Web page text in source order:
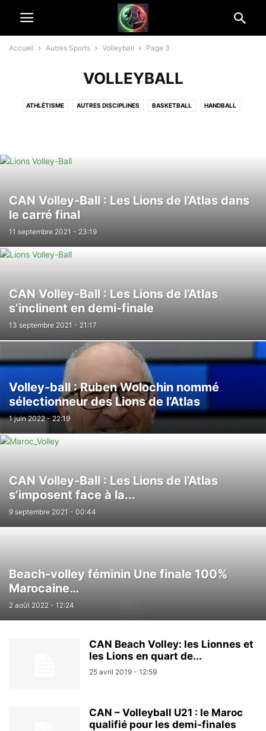
Accueil Autres Sports Volleyball Page 3
VOLLEYBALL
ATHLÉTISME AUTRES DISCIPLINES BASKETBALL HANDBALL
CAN Volley-Ball : Les Lions de l’Atlas dans
le carré final
11 septembre 2021 - 23:19
CAN Volley-Ball : Les Lions de l’Atlas
s’inclinent en demi-finale
13 septembre 2021 - 21:17
Volley-ball : Ruben Wolochin nommé
sélectionneur des Lions de l’Atlas
1 juin 2022 - 22:19
CAN Volley-Ball : Les Lions de l’Atlas
s’imposent face à la...
9 septembre 2021 - 00:44
Beach-volley féminin Une finale 100%
Marocaine…
2 août 2022 - 12:24
CAN Beach Volley: les Lionnes et
les Lions en quart de...
25 avril 2019 - 12:59
CAN – Volleyball U21 : le Maroc
qualifié pour les demi-finales